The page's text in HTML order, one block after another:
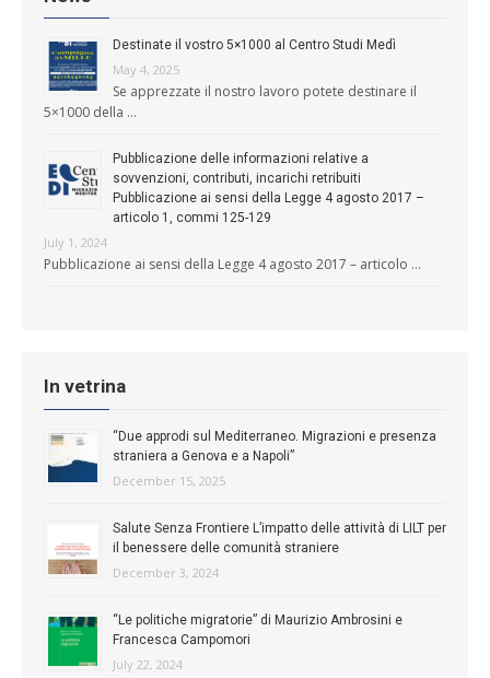
Destinate il vostro 5×1000 al Centro Studi Medì
May 4, 2025
Se apprezzate il nostro lavoro potete destinare il
5×1000 della …
Pubblicazione delle informazioni relative a
sovvenzioni, contributi, incarichi retribuiti
Pubblicazione ai sensi della Legge 4 agosto 2017 –
articolo 1, commi 125-129
July 1, 2024
Pubblicazione ai sensi della Legge 4 agosto 2017 – articolo …
In vetrina
“Due approdi sul Mediterraneo. Migrazioni e presenza
straniera a Genova e a Napoli”
December 15, 2025
Salute Senza Frontiere L’impatto delle attività di LILT per
il benessere delle comunità straniere
December 3, 2024
“Le politiche migratorie” di Maurizio Ambrosini e
Francesca Campomori
July 22, 2024